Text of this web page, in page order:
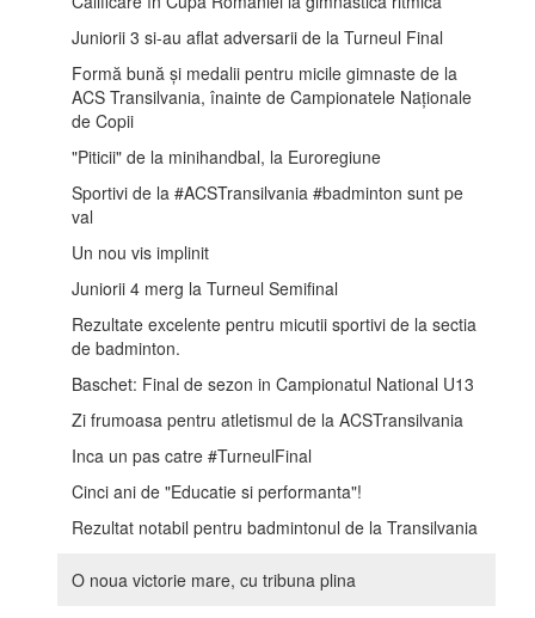
Juniorii 3 si-au aflat adversarii de la Turneul Final
Formă bună și medalii pentru micile gimnaste de la
ACS Transilvania, înainte de Campionatele Naționale
de Copii
"Piticii" de la minihandbal, la Euroregiune
Sportivi de la #ACSTransilvania #badminton sunt pe
val
Un nou vis implinit
Juniorii 4 merg la Turneul Semifinal
Rezultate excelente pentru micutii sportivi de la sectia
de badminton.
Baschet: Final de sezon in Campionatul National U13
Zi frumoasa pentru atletismul de la ACSTransilvania
Inca un pas catre #TurneulFinal
Cinci ani de "Educatie si performanta"!
Rezultat notabil pentru badmintonul de la Transilvania
O noua victorie mare, cu tribuna plina